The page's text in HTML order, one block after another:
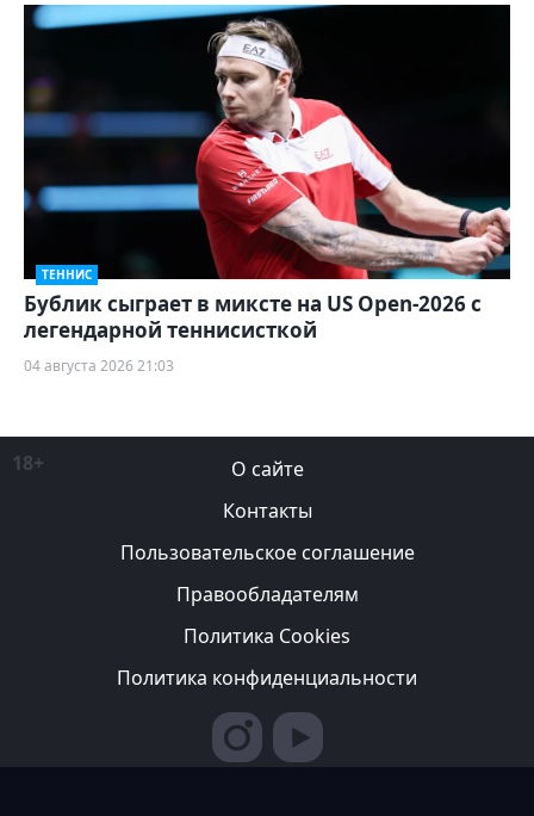
ТЕННИС
Бублик сыграет в миксте на US Open-2026 с
легендарной теннисисткой
04 августа 2026 21:03
18+
О сайте
Контакты
Пользовательское соглашение
Правообладателям
Политика Cookies
Политика конфиденциальности